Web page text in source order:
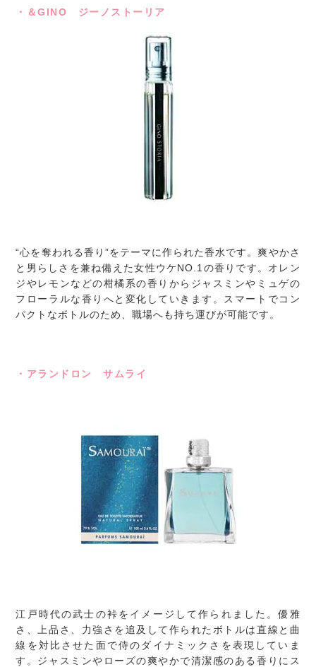
・＆GINO ジーノストーリア
“心を奪われる香り”をテーマに作られた香水です。爽やかさ
と男らしさを兼ね備えた女性ウケNO.1の香りです。オレン
ジやレモンなどの柑橘系の香りからジャスミンやミュゲの
フローラルな香りへと変化していきます。スマートでコン
パクトなボトルのため、職場へも持ち運びが可能です。
・アランドロン サムライ
江戸時代の武士の裃をイメージして作られました。優雅
さ、上品さ、力強さを追及して作られたボトルは直線と曲
線を対比させた面で侍のダイナミックさを表現していま
す。ジャスミンやローズの爽やかで清潔感のある香りにス